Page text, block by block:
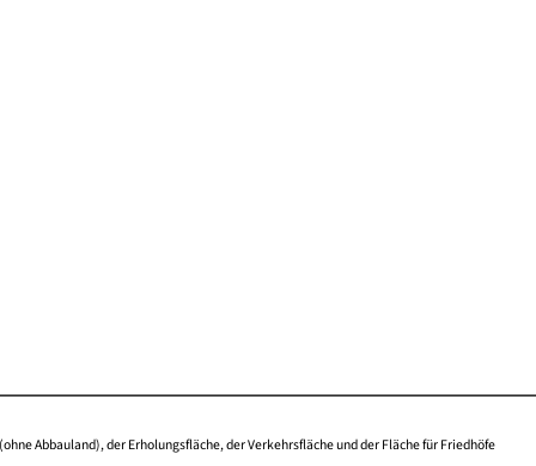
Abbauland), der Erholungsfläche, der Verkehrsfläche und der Fläche für Friedhöfe